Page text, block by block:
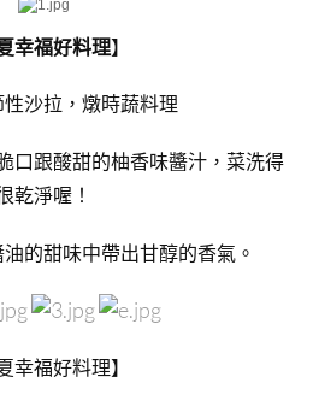
幸福好料理】
沙拉，燉時蔬料理
口跟酸甜的柚香味醬汁，菜洗得
乾淨喔！
的甜味中帶出甘醇的香氣。
幸福好料理】